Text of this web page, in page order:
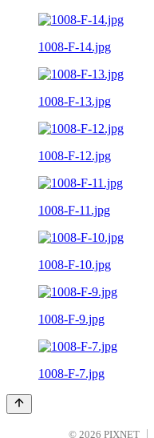
1008-F-14.jpg
1008-F-13.jpg
1008-F-12.jpg
1008-F-11.jpg
1008-F-10.jpg
1008-F-9.jpg
1008-F-7.jpg
© 2026 PIXNET